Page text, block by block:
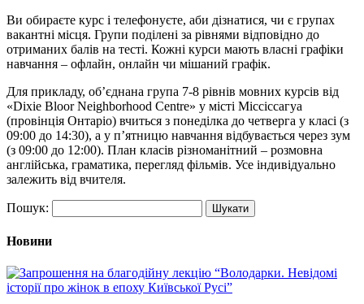
Ви обираєте курс і телефонуєте, аби дізнатися, чи є групах
вакантні місця. Групи поділені за рівнями відповідно до
отриманих балів на тесті. Кожні курси мають власні графіки
навчання – офлайн, онлайн чи мішаний графік.
Для прикладу, об’єднана група 7-8 рівнів мовних курсів від
«Dixie Bloor Neighborhood Centre» у місті Міссіссагуа
(провінція Онтаріо) вчиться з понеділка до четверга у класі (з
09:00 до 14:30), а у п’ятницю навчання відбувається через зум
(з 09:00 до 12:00). План класів різноманітний – розмовна
англійська, граматика, перегляд фільмів. Усе індивідуально
залежить від вчителя.
Пошук:
Новини